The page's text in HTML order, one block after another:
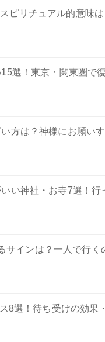
ピリチュアル的意味
選！東京・関東圏で
方は？神様にお願い
い神社・お寺7選！行
サインは？一人で行
8選！待ち受けの効果